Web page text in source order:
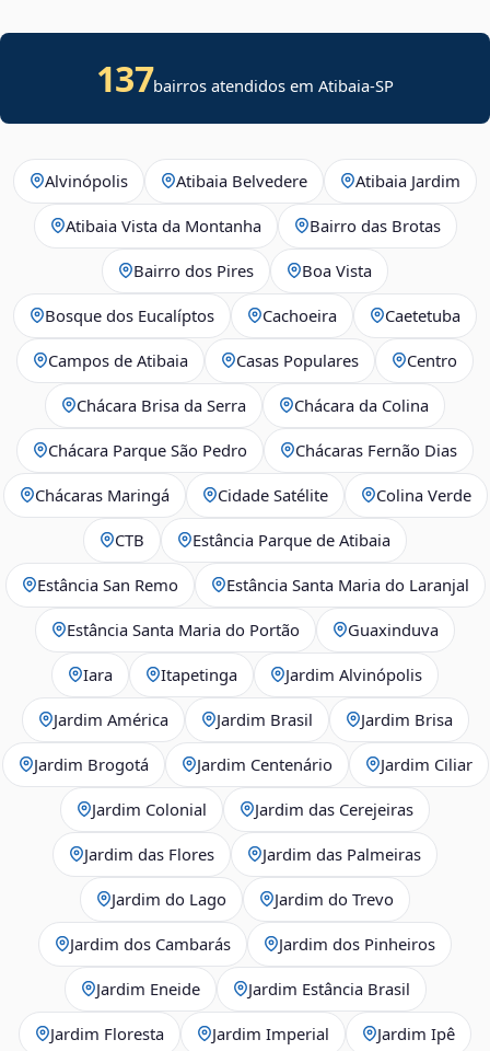
137bairros atendidos em Atibaia-SP
Alvinópolis Atibaia Belvedere Atibaia Jardim
Atibaia Vista da Montanha Bairro das Brotas
Bairro dos Pires Boa Vista
Bosque dos Eucalíptos Cachoeira Caetetuba
Campos de Atibaia Casas Populares Centro
Chácara Brisa da Serra Chácara da Colina
Chácara Parque São Pedro Chácaras Fernão Dias
Chácaras Maringá Cidade Satélite Colina Verde
CTB Estância Parque de Atibaia
Estância San Remo Estância Santa Maria do Laranjal
Estância Santa Maria do Portão Guaxinduva
Iara Itapetinga Jardim Alvinópolis
Jardim América Jardim Brasil Jardim Brisa
Jardim Brogotá Jardim Centenário Jardim Ciliar
Jardim Colonial Jardim das Cerejeiras
Jardim das Flores Jardim das Palmeiras
Jardim do Lago Jardim do Trevo
Jardim dos Cambarás Jardim dos Pinheiros
Jardim Eneide Jardim Estância Brasil
Jardim Floresta Jardim Imperial Jardim Ipê